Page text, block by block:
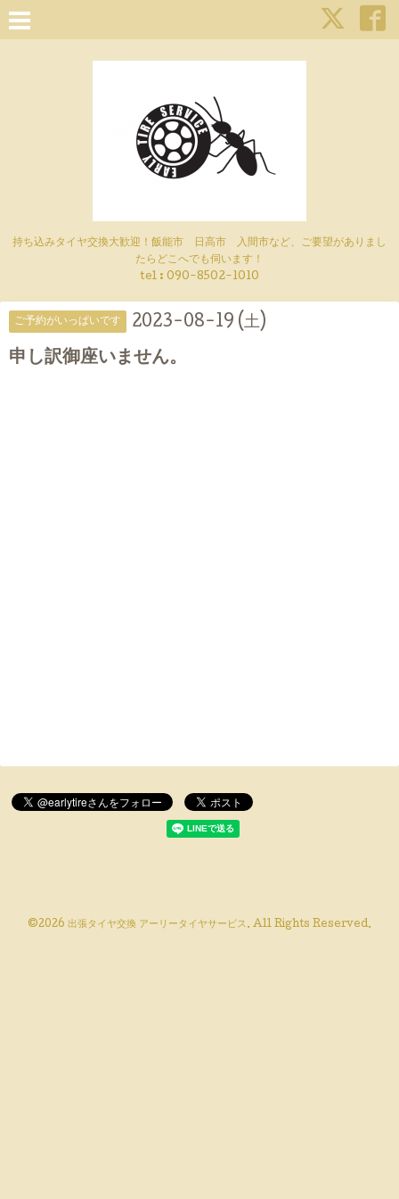
持ち込みタイヤ交換大歓迎！飯能市 日高市 入間市など、ご要望がありまし
たらどこへでも伺います！
tel : 090-8502-1010
ご予約がいっぱいです 2023-08-19 (土)
申し訳御座いません。
©2026 出張タイヤ交換 アーリータイヤサービス. All Rights Reserved.